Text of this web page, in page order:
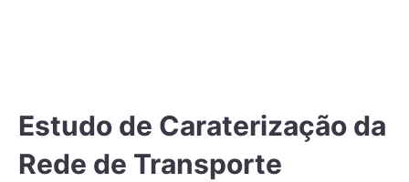
Estudo de Caraterização da
Rede de Transporte